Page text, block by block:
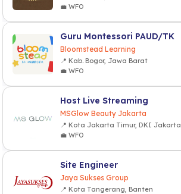
💼 WFO
Guru Montessori PAUD/TK
Bloomstead Learning
📍 Kab. Bogor, Jawa Barat
💼 WFO
Host Live Streaming
MSGlow Beauty Jakarta
📍 Kota Jakarta Timur, DKI Jakarta
💼 WFO
Site Engineer
Jaya Sukses Group
📍 Kota Tangerang, Banten